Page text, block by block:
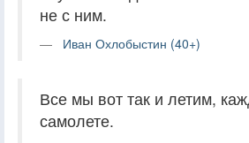
не с ним.
Иван Охлобыстин (40+)
Все мы вот так и летим,
самолете.